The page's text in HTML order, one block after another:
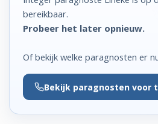
bereikbaar.
Probeer het later opnieuw.
Of bekijk welke paragnosten er
Bekijk paragnosten voor